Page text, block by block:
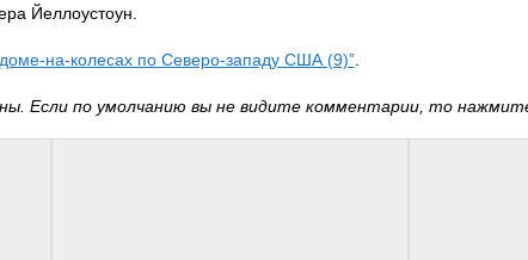
Йеллоустоун.
на-колесах по Северо-западу США (9)”.
Если по умолчанию вы не видите комментарии, то